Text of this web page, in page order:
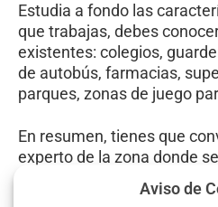
Aviso de
Estudia a fondo las
que trabajas, debes
existentes: colegios,
de autobús, farmacias,
parques, zonas de juego
En resumen, tienes que
experto de la zona donde
casa que estás vendiendo
captando inmuebles.